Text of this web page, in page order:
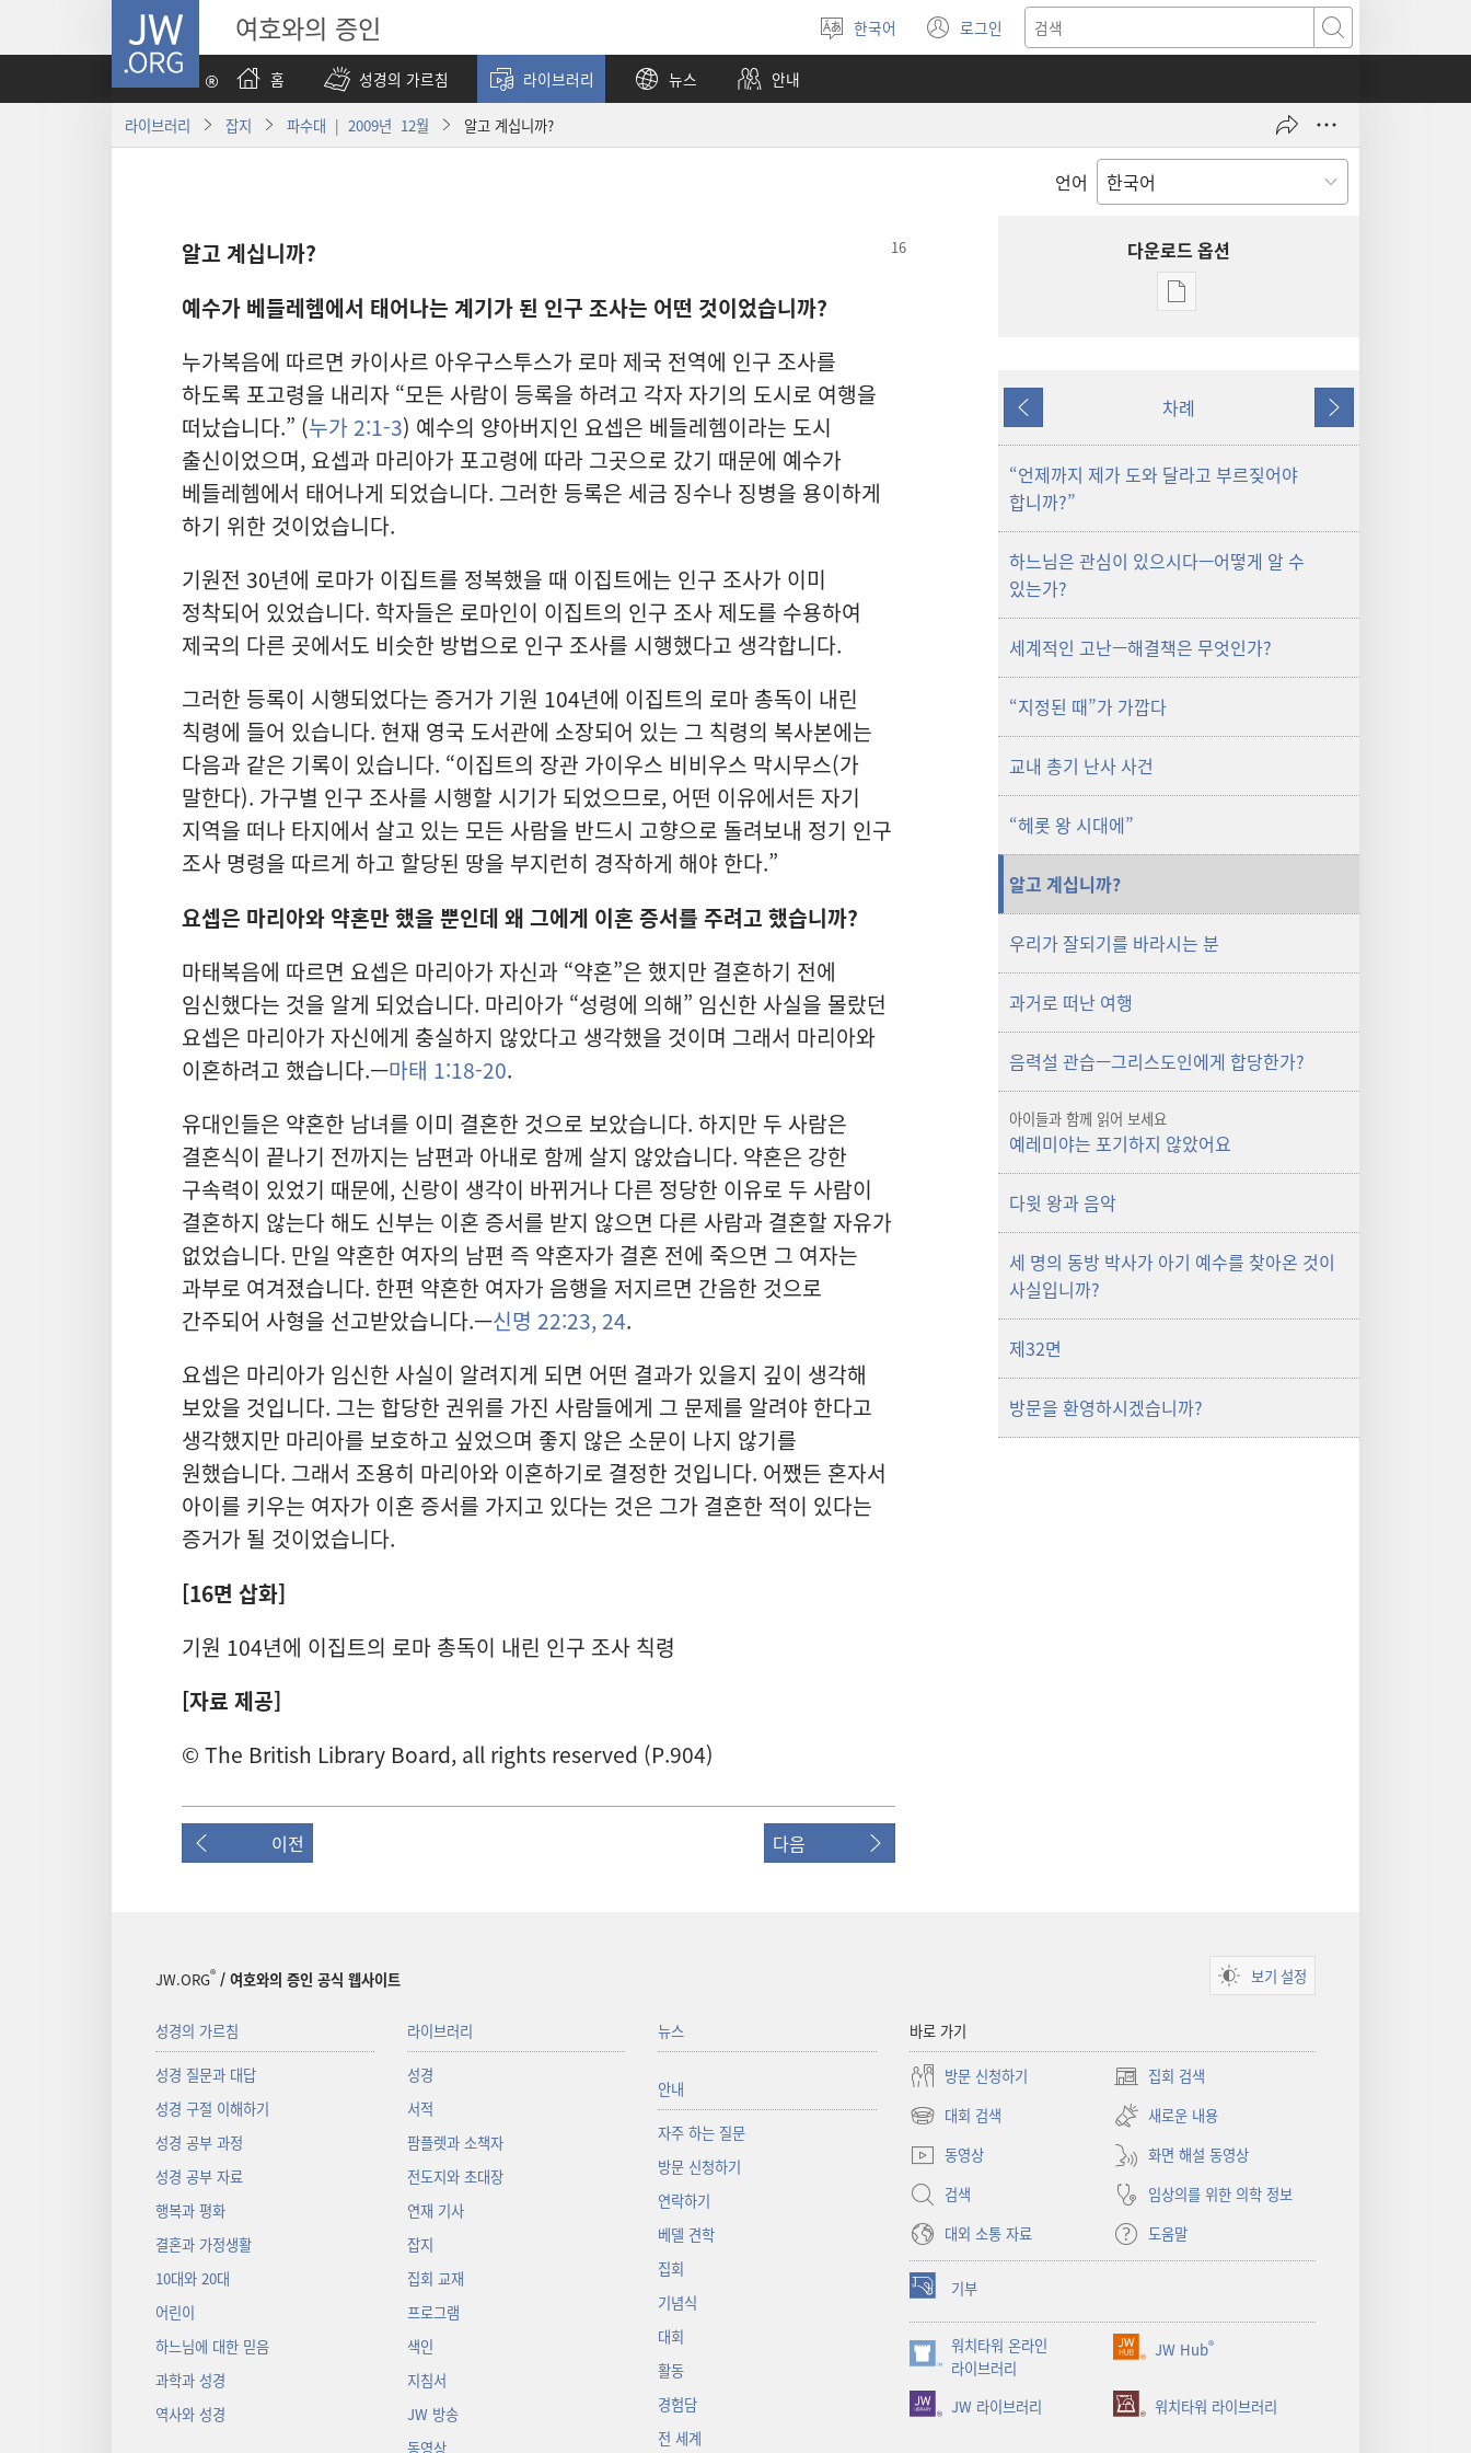
JW.ORG 여호와의 증인
언어
선택
한국어 로그인
(새로운
창
검색
홈
성경의 가르침 라이브러리 뉴스 안내
라이브러리 잡지 파수대 | 2009년 12월 알고 계십니까?
언어
알고 계십니까?
예수가 베들레헴에서 태어나는 계기가 된 인구 조사는 어떤 것이었습니까?
누가복음에 따르면 카이사르 아우구스투스가 로마 제국 전역에 인구 조사를
하도록 포고령을 내리자 “모든 사람이 등록을 하려고 각자 자기의 도시로 여행을
떠났습니다.” (누가 2:1-3) 예수의 양아버지인 요셉은 베들레헴이라는 도시
출신이었으며, 요셉과 마리아가 포고령에 따라 그곳으로 갔기 때문에 예수가
베들레헴에서 태어나게 되었습니다. 그러한 등록은 세금 징수나 징병을 용이하게
하기 위한 것이었습니다.
기원전 30년에 로마가 이집트를 정복했을 때 이집트에는 인구 조사가 이미
정착되어 있었습니다. 학자들은 로마인이 이집트의 인구 조사 제도를 수용하여
제국의 다른 곳에서도 비슷한 방법으로 인구 조사를 시행했다고 생각합니다.
그러한 등록이 시행되었다는 증거가 기원 104년에 이집트의 로마 총독이 내린
칙령에 들어 있습니다. 현재 영국 도서관에 소장되어 있는 그 칙령의 복사본에는
다음과 같은 기록이 있습니다. “이집트의 장관 가이우스 비비우스 막시무스(가
말한다). 가구별 인구 조사를 시행할 시기가 되었으므로, 어떤 이유에서든 자기
지역을 떠나 타지에서 살고 있는 모든 사람을 반드시 고향으로 돌려보내 정기 인구
조사 명령을 따르게 하고 할당된 땅을 부지런히 경작하게 해야 한다.”
요셉은 마리아와 약혼만 했을 뿐인데 왜 그에게 이혼 증서를 주려고 했습니까?
마태복음에 따르면 요셉은 마리아가 자신과 “약혼”은 했지만 결혼하기 전에
임신했다는 것을 알게 되었습니다. 마리아가 “성령에 의해” 임신한 사실을 몰랐던
요셉은 마리아가 자신에게 충실하지 않았다고 생각했을 것이며 그래서 마리아와
이혼하려고 했습니다.—마태 1:18-20.
유대인들은 약혼한 남녀를 이미 결혼한 것으로 보았습니다. 하지만 두 사람은
결혼식이 끝나기 전까지는 남편과 아내로 함께 살지 않았습니다. 약혼은 강한
구속력이 있었기 때문에, 신랑이 생각이 바뀌거나 다른 정당한 이유로 두 사람이
결혼하지 않는다 해도 신부는 이혼 증서를 받지 않으면 다른 사람과 결혼할 자유가
없었습니다. 만일 약혼한 여자의 남편 즉 약혼자가 결혼 전에 죽으면 그 여자는
과부로 여겨졌습니다. 한편 약혼한 여자가 음행을 저지르면 간음한 것으로
간주되어 사형을 선고받았습니다.—신명 22:23, 24.
요셉은 마리아가 임신한 사실이 알려지게 되면 어떤 결과가 있을지 깊이 생각해
보았을 것입니다. 그는 합당한 권위를 가진 사람들에게 그 문제를 알려야 한다고
생각했지만 마리아를 보호하고 싶었으며 좋지 않은 소문이 나지 않기를
원했습니다. 그래서 조용히 마리아와 이혼하기로 결정한 것입니다. 어쨌든 혼자서
아이를 키우는 여자가 이혼 증서를 가지고 있다는 것은 그가 결혼한 적이 있다는
증거가 될 것이었습니다.
[16면 삽화]
기원 104년에 이집트의 로마 총독이 내린 인구 조사 칙령
[자료 제공]
© The British Library Board, all rights reserved (P.904)
이전 다음
다운로드 옵션
출판물
2009년
12월
이전 차례 다음
“언제까지 제가 도와 달라고 부르짖어야
합니까?”
하느님은 관심이 있으시다—어떻게 알 수
있는가?
세계적인 고난—해결책은 무엇인가?
“지정된 때”가 가깝다
교내 총기 난사 사건
“헤롯 왕 시대에”
알고 계십니까?
우리가 잘되기를 바라시는 분
과거로 떠난 여행
음력설 관습—그리스도인에게 합당한가?
아이들과 함께 읽어 보세요
예레미야는 포기하지 않았어요
다윗 왕과 음악
세 명의 동방 박사가 아기 예수를 찾아온 것이
사실입니까?
제32면
방문을 환영하시겠습니까?
JW.ORG® / 여호와의 증인 공식 웹사이트 보기 설정
성경의 가르침
성경 질문과 대답
성경 구절 이해하기
성경 공부 과정
성경 공부 자료
행복과 평화
결혼과 가정생활
10대와 20대
어린이
하느님에 대한 믿음
과학과 성경
역사와 성경
라이브러리
성경
서적
팜플렛과 소책자
전도지와 초대장
연재 기사
잡지
집회 교재
프로그램
색인
지침서
JW 방송
동영상
뉴스
안내
자주 하는 질문
방문 신청하기
연락하기
베델 견학
집회
기념식
대회
활동
경험담
전 세계
바로 가기
방문 신청하기 집회 검색
(새로운
창
열기)
대회 검색
(새로운
창
새로운 내용
동영상
화면 해설 동영상
검색
임상의를 위한 의학 정보
대외 소통 자료
도움말
기부
(새로운
창
열기)
워치타워 온라인
라이브러리
(새로운
창
열기)
JW Hub®
(새로운
열기)
JW 라이브러리 워치타워 라이브러리